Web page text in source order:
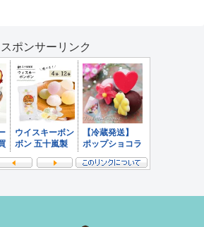
スポンサーリンク